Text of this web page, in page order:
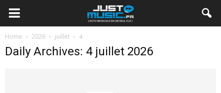
Home 2026 juillet 4
Daily Archives: 4 juillet 2026